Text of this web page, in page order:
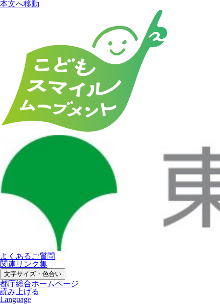
本文へ移動
よくあるご質問
関連リンク集
文字サイズ・色合い
都庁総合ホームページ
読み上げる
Language